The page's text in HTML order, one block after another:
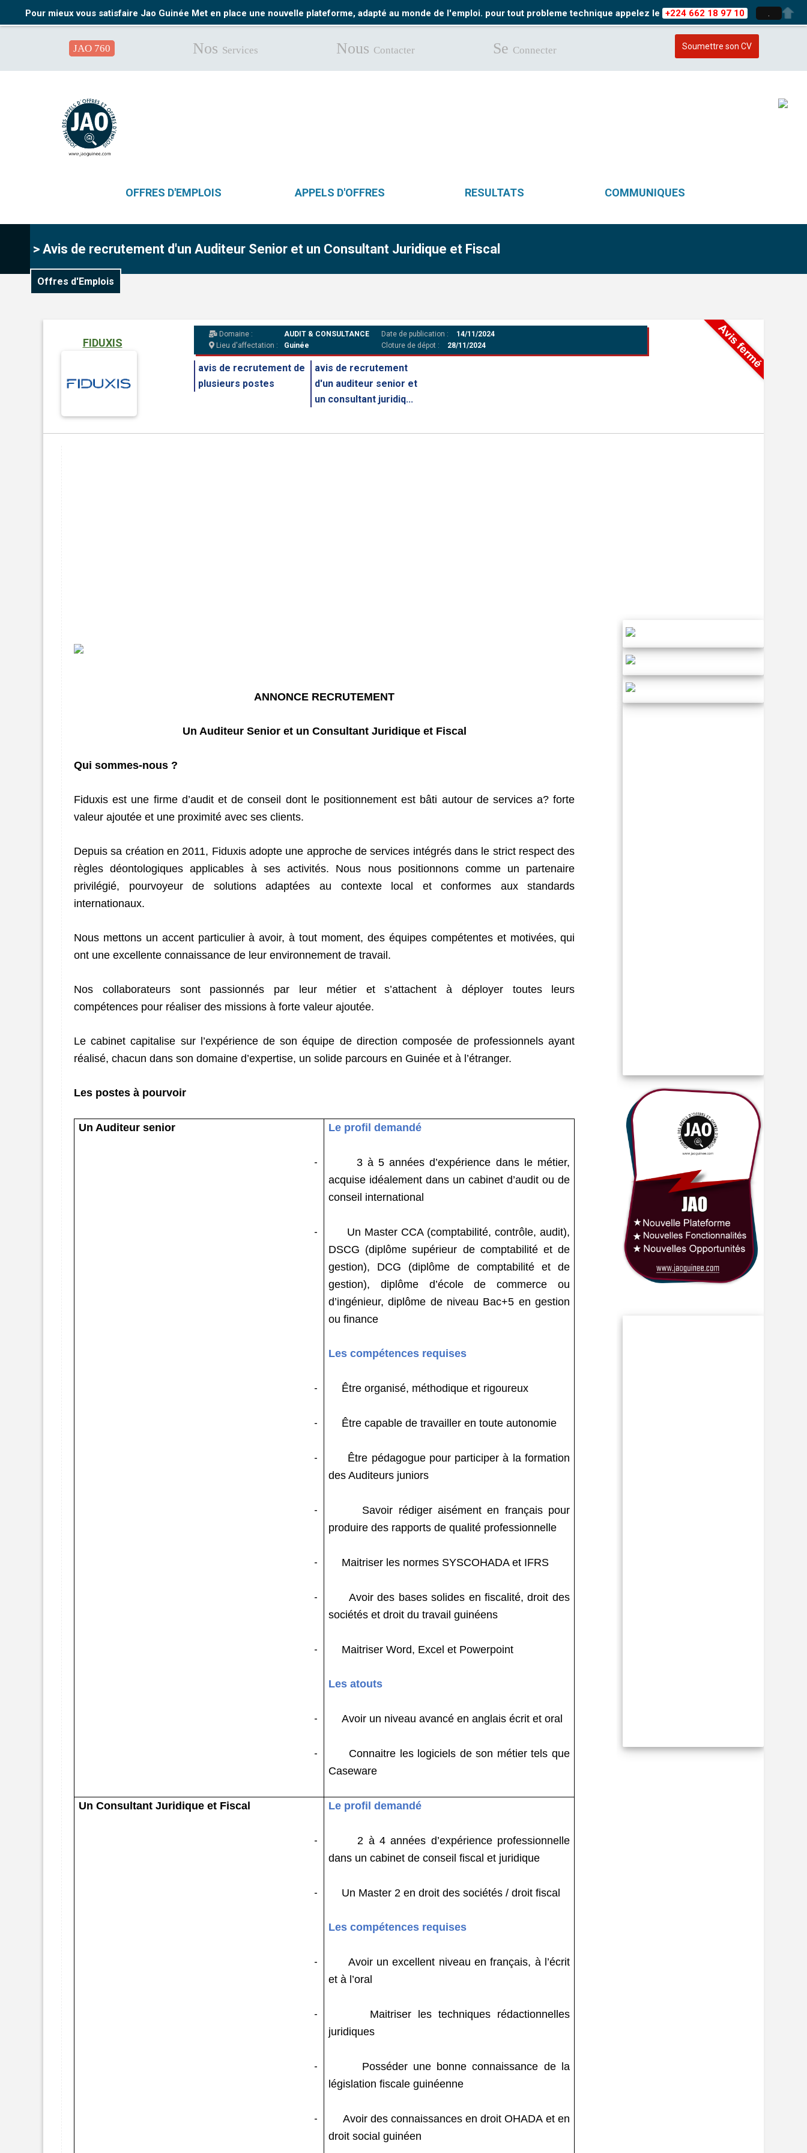
Pour mieux vous satisfaire Jao Guinée Met en place une nouvelle plateforme, adapté au monde de l'emploi. pour tout probleme technique appelez le +224 662 18 97 10
JAO 760 Nos Services Nous Contacter Se Connecter Soumettre son CV
OFFRES D'EMPLOIS APPELS D'OFFRES RESULTATS COMMUNIQUES
> Avis de recrutement d'un Auditeur Senior et un Consultant Juridique et Fiscal
Offres d'Emplois
FIDUXIS
Domaine :
AUDIT & CONSULTANCE
Lieu d'affectation :
Guinée
Date de publication :
14/11/2024
Cloture de dépot :
28/11/2024
avis de recrutement de
plusieurs postes
avis de recrutement
d'un auditeur senior et
un consultant juridiq...
ANNONCE RECRUTEMENT
Un Auditeur Senior et un Consultant Juridique et Fiscal
Qui sommes-nous ?
Fiduxis est une firme d’audit et de conseil dont le positionnement est bâti autour de services a? forte
valeur ajoutée et une proximité avec ses clients.
Depuis sa création en 2011, Fiduxis adopte une approche de services intégrés dans le strict respect des
règles déontologiques applicables à ses activités. Nous nous positionnons comme un partenaire
privilégié, pourvoyeur de solutions adaptées au contexte local et conformes aux standards
internationaux.
Nous mettons un accent particulier à avoir, à tout moment, des équipes compétentes et motivées, qui
ont une excellente connaissance de leur environnement de travail.
Nos collaborateurs sont passionnés par leur métier et s’attachent à déployer toutes leurs
compétences pour réaliser des missions à forte valeur ajoutée.
Le cabinet capitalise sur l’expérience de son équipe de direction composée de professionnels ayant
réalisé, chacun dans son domaine d’expertise, un solide parcours en Guinée et à l’étranger.
Les postes à pourvoir
Un Auditeur senior Le profil demandé
-
3 à 5 années d’expérience dans le métier,
acquise idéalement dans un cabinet d’audit ou de
conseil international
-
Un Master CCA (comptabilité, contrôle, audit),
DSCG (diplôme supérieur de comptabilité et de
gestion), DCG (diplôme de comptabilité et de
gestion), diplôme d’école de commerce ou
d’ingénieur, diplôme de niveau Bac+5 en gestion
ou finance
Les compétences requises
- Être organisé, méthodique et rigoureux
- Être capable de travailler en toute autonomie
-
Être pédagogue pour participer à la formation
des Auditeurs juniors
-
Savoir rédiger aisément en français pour
produire des rapports de qualité professionnelle
- Maitriser les normes SYSCOHADA et IFRS
-
Avoir des bases solides en fiscalité, droit des
sociétés et droit du travail guinéens
- Maitriser Word, Excel et Powerpoint
Les atouts
- Avoir un niveau avancé en anglais écrit et oral
-
Connaitre les logiciels de son métier tels que
Caseware
Un Consultant Juridique et Fiscal Le profil demandé
-
2 à 4 années d’expérience professionnelle
dans un cabinet de conseil fiscal et juridique
- Un Master 2 en droit des sociétés / droit fiscal
Les compétences requises
-
Avoir un excellent niveau en français, à l’écrit
et à l’oral
-
Maitriser les techniques rédactionnelles
juridiques
-
Posséder une bonne connaissance de la
législation fiscale guinéenne
-
Avoir des connaissances en droit OHADA et en
droit social guinéen